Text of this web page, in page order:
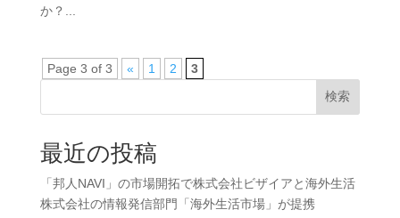
か？...
Page 3 of 3 « 1 2
3
検索
最近の投稿
「邦人NAVI」の市場開拓で株式会社ビザイアと海外生活
株式会社の情報発信部門「海外生活市場」が提携